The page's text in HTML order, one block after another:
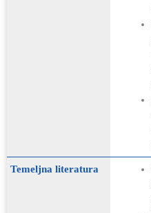
Temeljna literatura